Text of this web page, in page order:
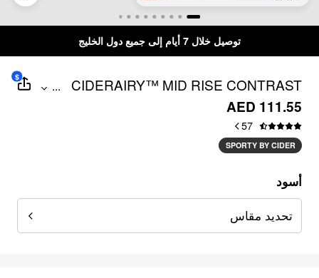
توصيل خلال 7 أيام إلى جميع دول الخليج
CIDERAIRY™ MID RISE CONTRAST
MESH BACK POCKET LEGGINGS
...
AED 111.55
57
$
SPORTY BY CIDER
أسود
تحديد مقاس